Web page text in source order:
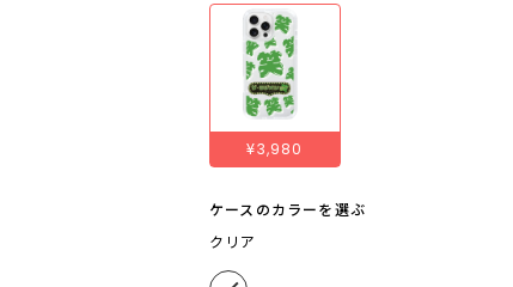
¥3,980
ケースのカラーを選ぶ
クリア